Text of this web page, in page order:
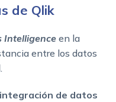
de Qlik
Intelligenceen la
entre los datos
de datos